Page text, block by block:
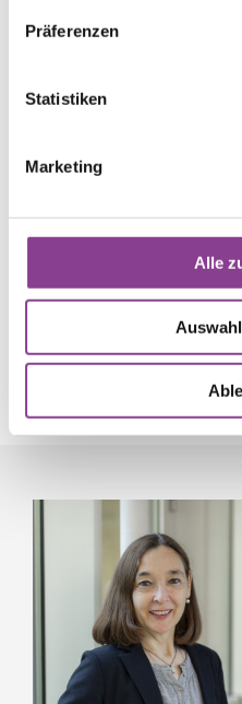
Präferenzen
Statistiken
Marketing
Alle
Weitere
Schilddrüsenchirurgie
München weitere
Überblick erhalten Sie
Zu den